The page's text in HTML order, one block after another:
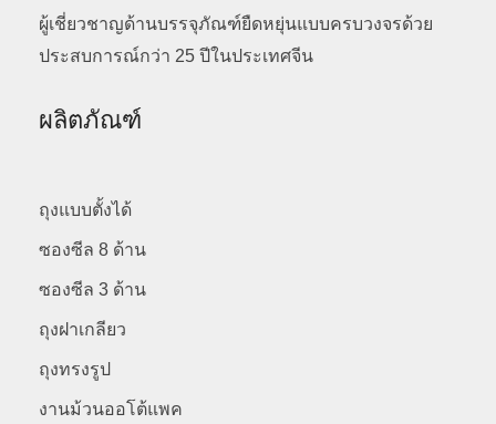
ผู้เชี่ยวชาญด้านบรรจุภัณฑ์ยืดหยุ่นแบบครบวงจรด้วย
ประสบการณ์กว่า 25 ปีในประเทศจีน
ผลิตภัณฑ์
ถุงแบบตั้งได้
ซองซีล 8 ด้าน
ซองซีล 3 ด้าน
ถุงฝาเกลียว
ถุงทรงรูป
งานม้วนออโต้แพค